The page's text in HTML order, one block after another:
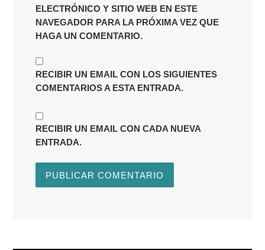
ELECTRÓNICO Y SITIO WEB EN ESTE
NAVEGADOR PARA LA PRÓXIMA VEZ QUE
HAGA UN COMENTARIO.
RECIBIR UN EMAIL CON LOS SIGUIENTES
COMENTARIOS A ESTA ENTRADA.
RECIBIR UN EMAIL CON CADA NUEVA
ENTRADA.